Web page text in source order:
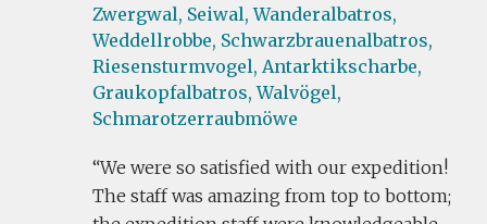
Zwergwal, Seiwal, Wanderalbatros,
Weddellrobbe, Schwarzbrauenalbatros,
Riesensturmvogel, Antarktikscharbe,
Graukopfalbatros, Walvögel,
Schmarotzerraubmöwe
We were so satisfied with our expedition!
The staff was amazing from top to bottom;